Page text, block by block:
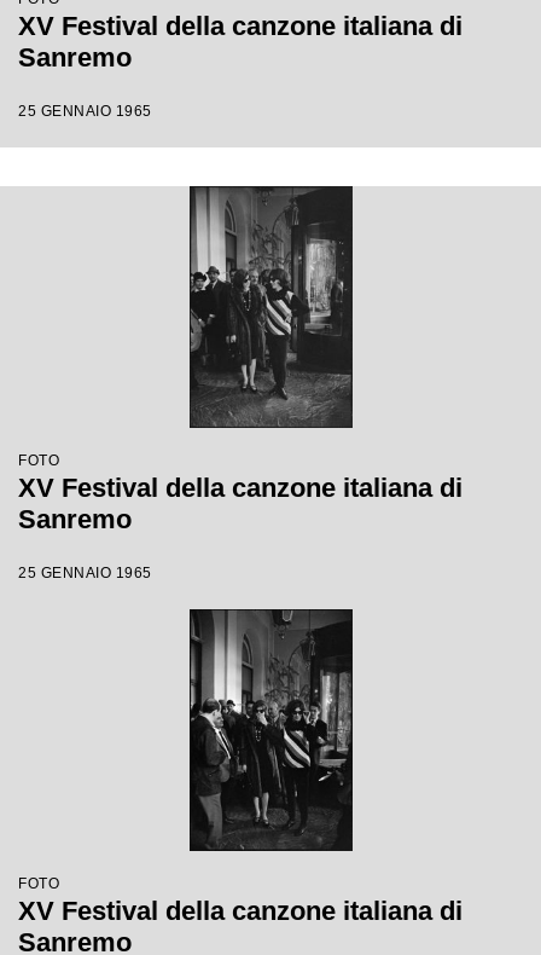
XV Festival della canzone italiana di
Sanremo
25 GENNAIO 1965
FOTO
XV Festival della canzone italiana di
Sanremo
25 GENNAIO 1965
FOTO
XV Festival della canzone italiana di
Sanremo